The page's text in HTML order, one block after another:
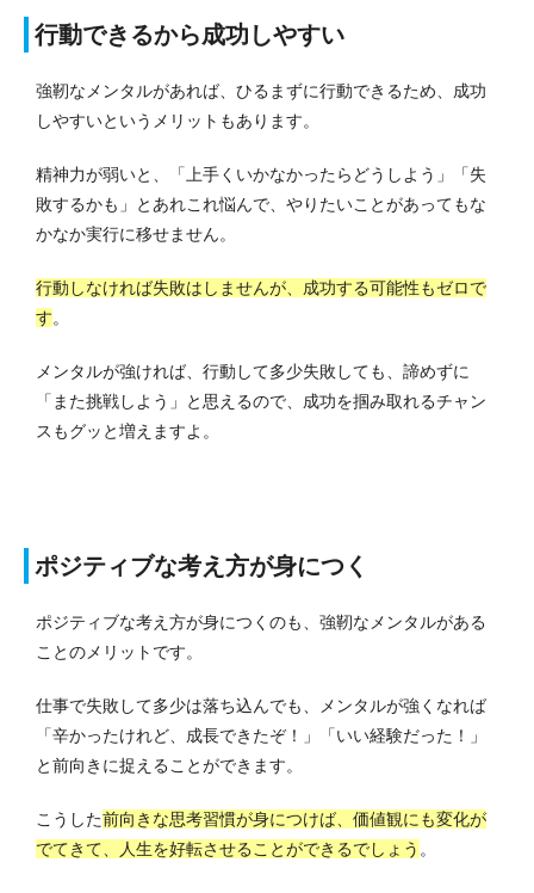
行動できるから成功しやすい
強靭なメンタルがあれば、ひるまずに行動できるため、成功
しやすいというメリットもあります。
精神力が弱いと、「上手くいかなかったらどうしよう」「失
敗するかも」とあれこれ悩んで、やりたいことがあってもな
かなか実行に移せません。
行動しなければ失敗はしませんが、成功する可能性もゼロで
す。
メンタルが強ければ、行動して多少失敗しても、諦めずに
「また挑戦しよう」と思えるので、成功を掴み取れるチャン
スもグッと増えますよ。
ポジティブな考え方が身につく
ポジティブな考え方が身につくのも、強靭なメンタルがある
ことのメリットです。
仕事で失敗して多少は落ち込んでも、メンタルが強くなれば
「辛かったけれど、成長できたぞ！」「いい経験だった！」
と前向きに捉えることができます。
こうした前向きな思考習慣が身につけば、価値観にも変化が
でてきて、人生を好転させることができるでしょう 。